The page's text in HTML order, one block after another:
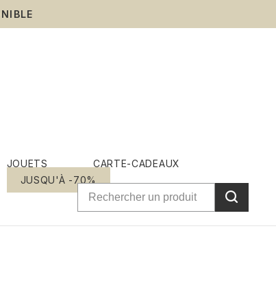
JOUETS
CARTE-CADEAUX
JUSQU'À -70%